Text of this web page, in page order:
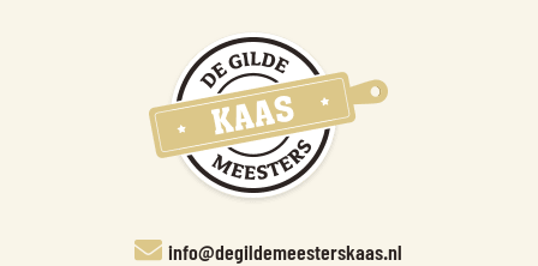
info@degildemeesterskaas.nl